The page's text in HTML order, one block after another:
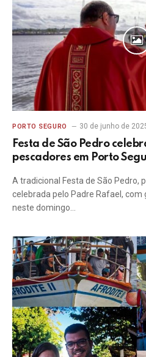
PORTO SEGURO 30 de junho de
Festa de São Pedro
pescadores em Porto
A tradicional Festa de São Pedro,
celebrada pelo Padre Rafael,
neste domingo…